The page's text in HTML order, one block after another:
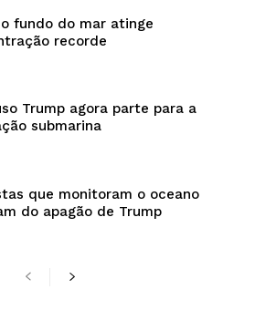
fundo do mar atinge
recorde
Trump agora parte para a
submarina
que monitoram o oceano
do apagão de Trump